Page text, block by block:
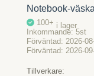
Notebook-
100+ i lager
Inkommande 5st
Förväntad
2026-
Förväntad
2026-
Tillverkare